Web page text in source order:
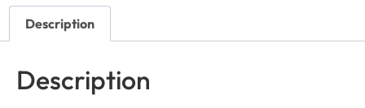
Description
Description